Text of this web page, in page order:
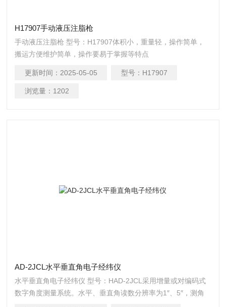
H17907手动液压注脂枪
手动液压注脂枪 型号：H17907体积小，重量轻，操作简单，
搬运方便维护简单，操作要易于掌握等特点
更新时间： 2025-05-05 型号： H17907
浏览量： 1202
AD-2JCL水平垂直角电子经纬仪
水平垂直角电子经纬仪 型号：HAD-2JCL采用增量或对编码式
数字角度测量系统。水平、垂直角读数分辨率为1″、5″，测角